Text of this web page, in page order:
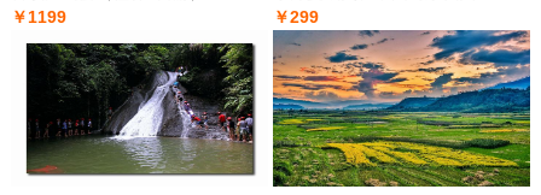
￥1199
￥299